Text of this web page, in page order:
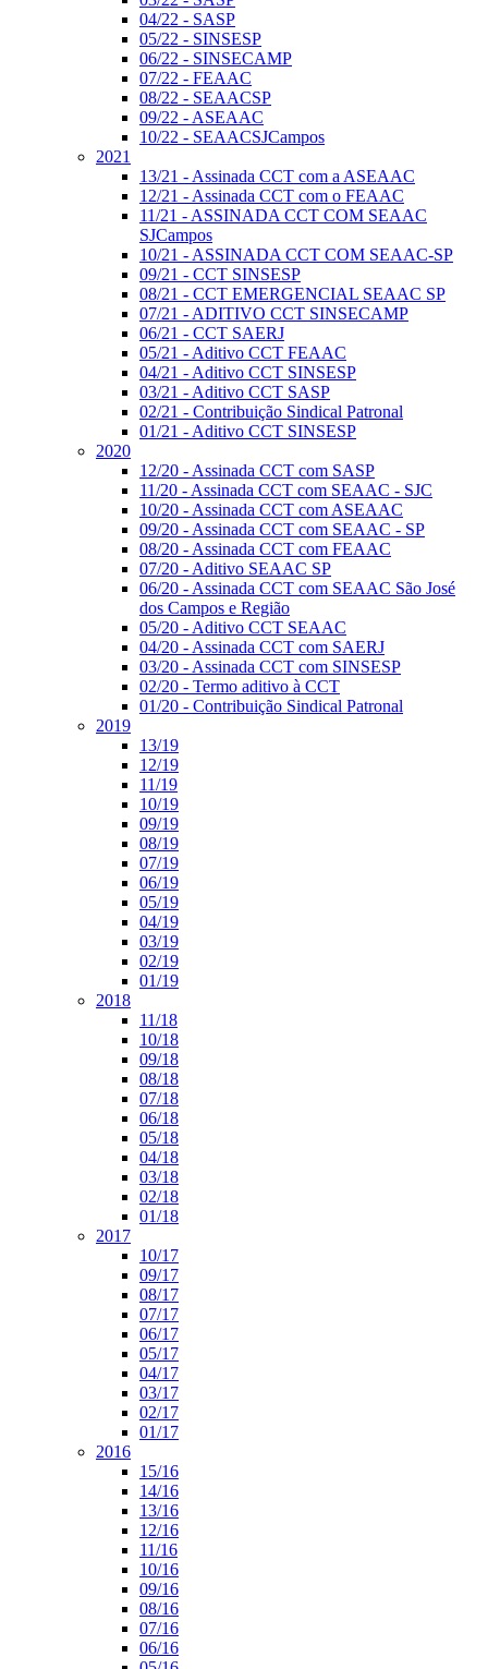
04/22 - SASP
05/22 - SINSESP
06/22 - SINSECAMP
07/22 - FEAAC
08/22 - SEAACSP
09/22 - ASEAAC
10/22 - SEAACSJCampos
2021
13/21 - Assinada CCT com a ASEAAC
12/21 - Assinada CCT com o FEAAC
11/21 - ASSINADA CCT COM SEAAC
SJCampos
10/21 - ASSINADA CCT COM SEAAC-SP
09/21 - CCT SINSESP
08/21 - CCT EMERGENCIAL SEAAC SP
07/21 - ADITIVO CCT SINSECAMP
06/21 - CCT SAERJ
05/21 - Aditivo CCT FEAAC
04/21 - Aditivo CCT SINSESP
03/21 - Aditivo CCT SASP
02/21 - Contribuição Sindical Patronal
01/21 - Aditivo CCT SINSESP
2020
12/20 - Assinada CCT com SASP
11/20 - Assinada CCT com SEAAC - SJC
10/20 - Assinada CCT com ASEAAC
09/20 - Assinada CCT com SEAAC - SP
08/20 - Assinada CCT com FEAAC
07/20 - Aditivo SEAAC SP
06/20 - Assinada CCT com SEAAC São José
dos Campos e Região
05/20 - Aditivo CCT SEAAC
04/20 - Assinada CCT com SAERJ
03/20 - Assinada CCT com SINSESP
02/20 - Termo aditivo à CCT
01/20 - Contribuição Sindical Patronal
2019
13/19
12/19
11/19
10/19
09/19
08/19
07/19
06/19
05/19
04/19
03/19
02/19
01/19
2018
11/18
10/18
09/18
08/18
07/18
06/18
05/18
04/18
03/18
02/18
01/18
2017
10/17
09/17
08/17
07/17
06/17
05/17
04/17
03/17
02/17
01/17
2016
15/16
14/16
13/16
12/16
11/16
10/16
09/16
08/16
07/16
06/16